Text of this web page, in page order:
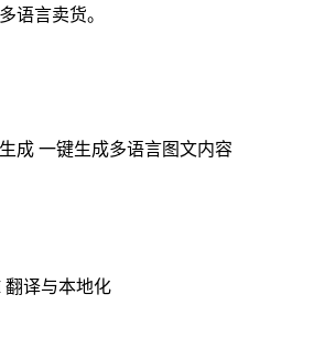
语言卖货。
成 一键生成多语言图文内容
翻译与本地化